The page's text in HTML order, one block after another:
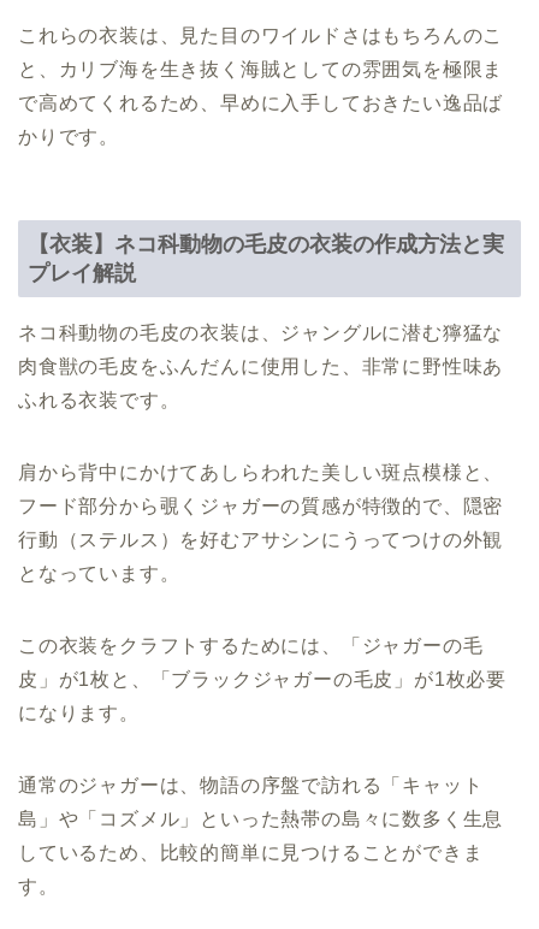
これらの衣装は、見た目のワイルドさはもちろんのこ
と、カリブ海を生き抜く海賊としての雰囲気を極限ま
で高めてくれるため、早めに入手しておきたい逸品ば
かりです。
【衣装】ネコ科動物の毛皮の衣装の作成方法と実
プレイ解説
ネコ科動物の毛皮の衣装は、ジャングルに潜む獰猛な
肉食獣の毛皮をふんだんに使用した、非常に野性味あ
ふれる衣装です。
肩から背中にかけてあしらわれた美しい斑点模様と、
フード部分から覗くジャガーの質感が特徴的で、隠密
行動（ステルス）を好むアサシンにうってつけの外観
となっています。
この衣装をクラフトするためには、「ジャガーの毛
皮」が1枚と、「ブラックジャガーの毛皮」が1枚必要
になります。
通常のジャガーは、物語の序盤で訪れる「キャット
島」や「コズメル」といった熱帯の島々に数多く生息
しているため、比較的簡単に見つけることができま
す。